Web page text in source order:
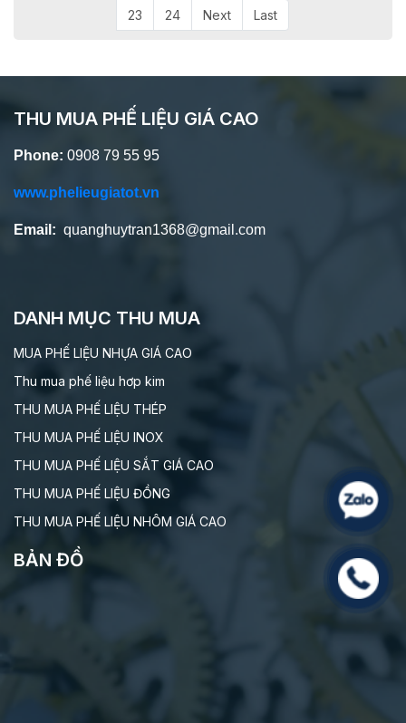
23 24 Next Last
THU MUA PHẾ LIỆU GIÁ CAO
Phone: 0908 79 55 95
www.phelieugiatot.vn
Email: quanghuytran1368@gmail.com
DANH MỤC THU MUA
MUA PHẾ LIỆU NHỰA GIÁ CAO
Thu mua phế liệu hơp kim
THU MUA PHẾ LIỆU THÉP
THU MUA PHẾ LIỆU INOX
THU MUA PHẾ LIỆU SẮT GIÁ CAO
THU MUA PHẾ LIỆU ĐỒNG
THU MUA PHẾ LIỆU NHÔM GIÁ CAO
BẢN ĐỒ